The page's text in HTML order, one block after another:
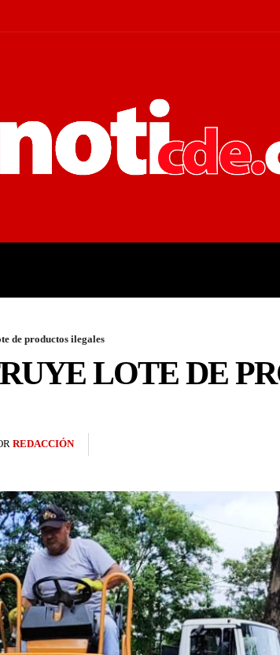
de productos ilegales
LOTE DE
REDACCIÓN